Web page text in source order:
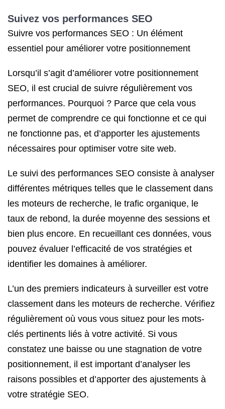
Suivez vos performances SEO
Suivre vos performances SEO : Un élément
essentiel pour améliorer votre positionnement
Lorsqu’il s’agit d’améliorer votre positionnement
SEO, il est crucial de suivre régulièrement vos
performances. Pourquoi ? Parce que cela vous
permet de comprendre ce qui fonctionne et ce qui
ne fonctionne pas, et d’apporter les ajustements
nécessaires pour optimiser votre site web.
Le suivi des performances SEO consiste à analyser
différentes métriques telles que le classement dans
les moteurs de recherche, le trafic organique, le
taux de rebond, la durée moyenne des sessions et
bien plus encore. En recueillant ces données, vous
pouvez évaluer l’efficacité de vos stratégies et
identifier les domaines à améliorer.
L’un des premiers indicateurs à surveiller est votre
classement dans les moteurs de recherche. Vérifiez
régulièrement où vous vous situez pour les mots-
clés pertinents liés à votre activité. Si vous
constatez une baisse ou une stagnation de votre
positionnement, il est important d’analyser les
raisons possibles et d’apporter des ajustements à
votre stratégie SEO.